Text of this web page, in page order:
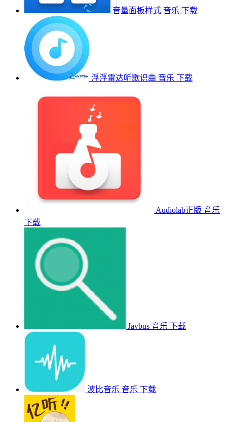
音量面板样式 音乐 下载
浮浮雷达听歌识曲 音乐 下载
Audiolab正版 音乐
下载
Javbus 音乐 下载
波比音乐 音乐 下载